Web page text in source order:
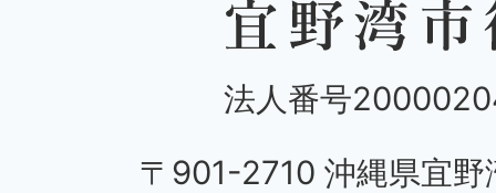
法人番号
〒901-2710 沖縄県宜野